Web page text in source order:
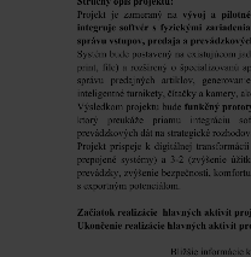
Webináre
ŠKOLENIE
PODPORA